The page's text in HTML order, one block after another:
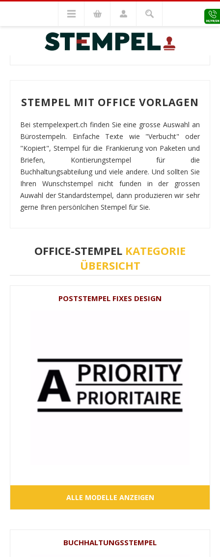
Office-Stempel
OFFICE-STEMPEL
STEMPEL MIT OFFICE VORLAGEN
Bei stempelexpert.ch finden Sie eine grosse Auswahl an
Bürostempeln. Einfache Texte wie "Verbucht" oder
"Kopiert", Stempel für die Frankierung von Paketen und
Briefen, Kontierungstempel für die
Buchhaltungsabteilung und viele andere. Und sollten Sie
Ihren Wunschstempel nicht funden in der grossen
Auwahl der Standardstempel, dann produzieren wir sehr
gerne Ihren persönlcihen Stempel für Sie.
OFFICE-STEMPEL KATEGORIE
ÜBERSICHT
POSTSTEMPEL FIXES DESIGN
ALLE MODELLE ANZEIGEN
BUCHHALTUNGSSTEMPEL